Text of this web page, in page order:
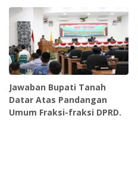
Jawaban Bupati Tanah
Datar Atas Pandangan
Umum Fraksi-fraksi DPRD.